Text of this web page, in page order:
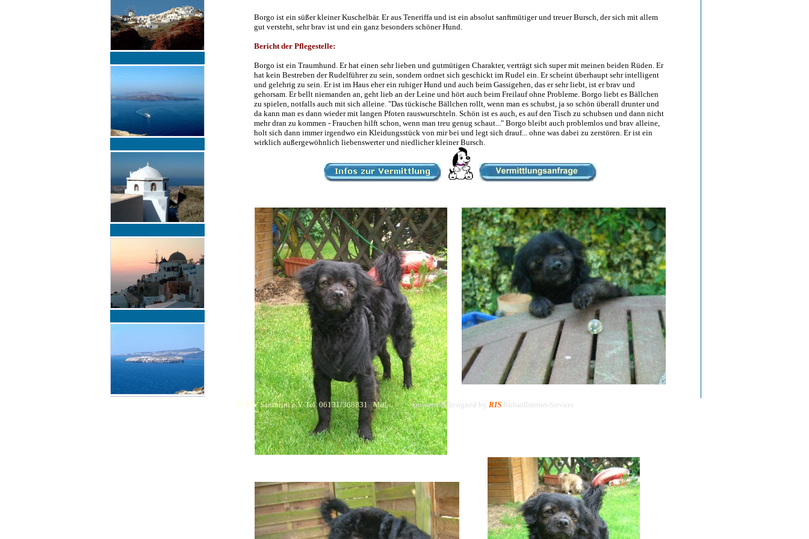
Borgo ist ein süßer kleiner Kuschelbär. Er aus Teneriffa und ist ein absolut sanftmütiger und treuer Bursch, der sich mit allem
gut versteht, sehr brav ist und ein ganz besonders schöner Hund.
Bericht der Pflegestelle:
Borgo ist ein Traumhund. Er hat einen sehr lieben und gutmütigen Charakter, verträgt sich super mit meinen beiden Rüden. Er
hat kein Bestreben der Rudelführer zu sein, sondern ordnet sich geschickt im Rudel ein. Er scheint überhaupt sehr intelligent
und gelehrig zu sein. Er ist im Haus eher ein ruhiger Hund und auch beim Gassigehen, das er sehr liebt, ist er brav und
gehorsam. Er bellt niemanden an, geht lieb an der Leine und hört auch beim Freilauf ohne Probleme. Borgo liebt es Bällchen
zu spielen, notfalls auch mit sich alleine. "Das tückische Bällchen rollt, wenn man es schubst, ja so schön überall drunter und
da kann man es dann wieder mit langen Pfoten rauswurschteln. Schön ist es auch, es auf den Tisch zu schubsen und dann nicht
mehr dran zu kommen - Frauchen hilft schon, wenn man treu genug schaut..." Borgo bleibt auch problemlos und brav alleine,
holt sich dann immer irgendwo ein Kleidungsstück von mir bei und legt sich drauf... ohne was dabei zu zerstören. Er ist ein
wirklich außergewöhnlich liebenswerter und niedlicher kleiner Bursch.
© TSV Santorini e.V. Tel. 06131/368831Mail powered&designed by RIS RichardInternet-Services